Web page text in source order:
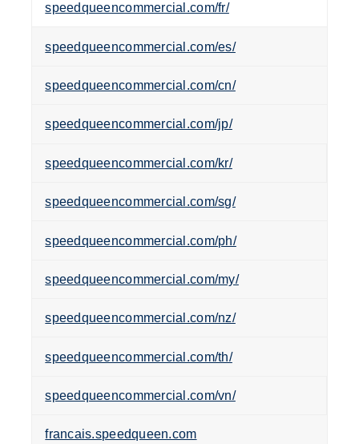
speedqueencommercial.com/fr/
speedqueencommercial.com/es/
speedqueencommercial.com/cn/
speedqueencommercial.com/jp/
speedqueencommercial.com/kr/
speedqueencommercial.com/sg/
speedqueencommercial.com/ph/
speedqueencommercial.com/my/
speedqueencommercial.com/nz/
speedqueencommercial.com/th/
speedqueencommercial.com/vn/
francais.speedqueen.com